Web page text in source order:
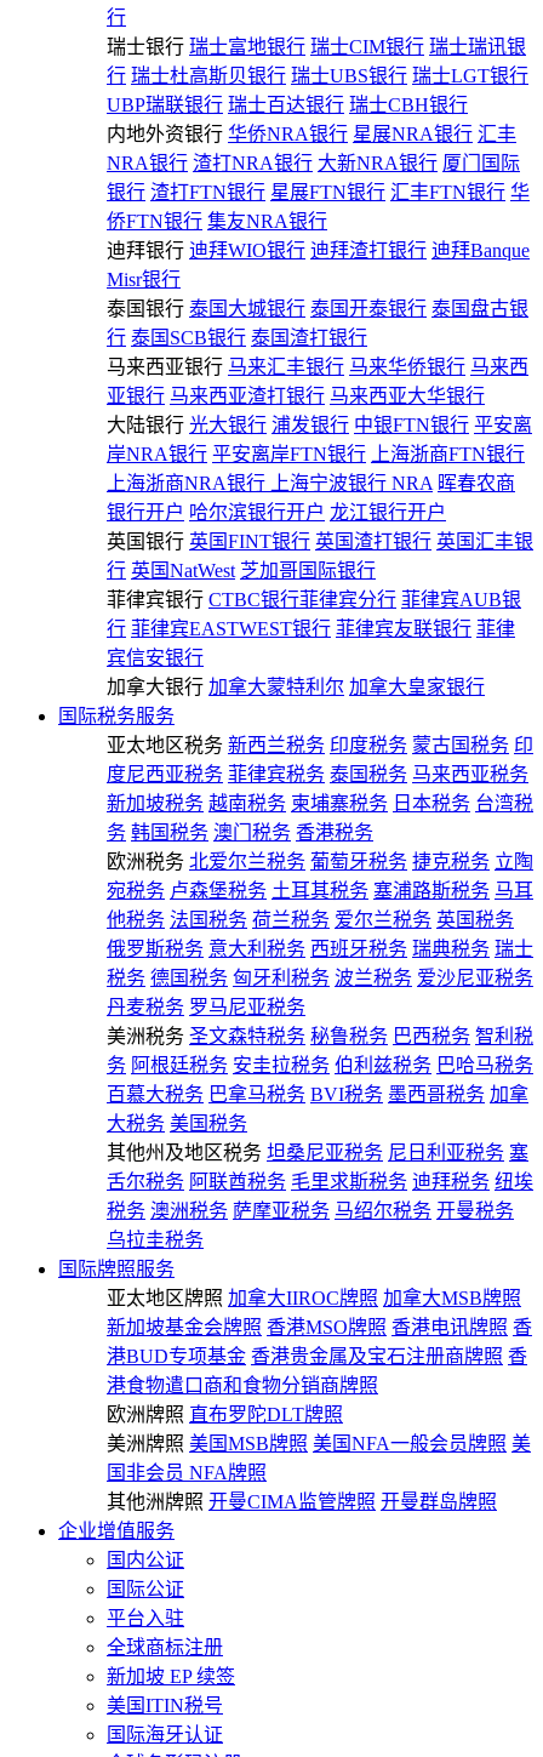
行
瑞士银行 瑞士富地银行 瑞士CIM银行 瑞士瑞讯银
行 瑞士杜高斯贝银行 瑞士UBS银行 瑞士LGT银行
UBP瑞联银行 瑞士百达银行 瑞士CBH银行
内地外资银行 华侨NRA银行 星展NRA银行 汇丰
NRA银行 渣打NRA银行 大新NRA银行 厦门国际
银行 渣打FTN银行 星展FTN银行 汇丰FTN银行 华
侨FTN银行 集友NRA银行
迪拜银行 迪拜WIO银行 迪拜渣打银行 迪拜Banque
Misr银行
泰国银行 泰国大城银行 泰国开泰银行 泰国盘古银
行 泰国SCB银行 泰国渣打银行
马来西亚银行 马来汇丰银行 马来华侨银行 马来西
亚银行 马来西亚渣打银行 马来西亚大华银行
大陆银行 光大银行 浦发银行 中银FTN银行 平安离
岸NRA银行 平安离岸FTN银行
上海浙商FTN银行
上海浙商NRA银行
上海宁波银行 NRA 晖春农商
银行开户 哈尔滨银行开户 龙江银行开户
英国银行 英国FINT银行 英国渣打银行 英国汇丰银
行 英国NatWest 芝加哥国际银行
菲律宾银行 CTBC银行菲律宾分行 菲律宾AUB银
行 菲律宾EASTWEST银行 菲律宾友联银行 菲律
宾信安银行
加拿大银行 加拿大蒙特利尔 加拿大皇家银行
国际税务服务
亚太地区税务 新西兰税务 印度税务 蒙古国税务 印
度尼西亚税务 菲律宾税务 泰国税务 马来西亚税务
新加坡税务 越南税务 柬埔寨税务 日本税务 台湾税
务 韩国税务 澳门税务 香港税务
欧洲税务 北爱尔兰税务 葡萄牙税务 捷克税务 立陶
宛税务 卢森堡税务 土耳其税务 塞浦路斯税务 马耳
他税务 法国税务 荷兰税务 爱尔兰税务 英国税务
俄罗斯税务 意大利税务 西班牙税务 瑞典税务 瑞士
税务 德国税务 匈牙利税务 波兰税务 爱沙尼亚税务
丹麦税务 罗马尼亚税务
美洲税务 圣文森特税务 秘鲁税务 巴西税务 智利税
务 阿根廷税务 安圭拉税务 伯利兹税务 巴哈马税务
百慕大税务 巴拿马税务 BVI税务 墨西哥税务 加拿
大税务 美国税务
其他州及地区税务 坦桑尼亚税务 尼日利亚税务 塞
舌尔税务 阿联酋税务 毛里求斯税务 迪拜税务 纽埃
税务 澳洲税务 萨摩亚税务 马绍尔税务 开曼税务
乌拉圭税务
国际牌照服务
亚太地区牌照 加拿大IIROC牌照 加拿大MSB牌照
新加坡基金会牌照 香港MSO牌照 香港电讯牌照 香
港BUD专项基金 香港贵金属及宝石注册商牌照 香
港食物遣口商和食物分销商牌照
欧洲牌照 直布罗陀DLT牌照
美洲牌照 美国MSB牌照 美国NFA一般会员牌照 美
国非会员 NFA牌照
其他洲牌照 开曼CIMA监管牌照 开曼群岛牌照
企业增值服务
国内公证
国际公证
平台入驻
全球商标注册
新加坡 EP 续签
美国ITIN税号
国际海牙认证